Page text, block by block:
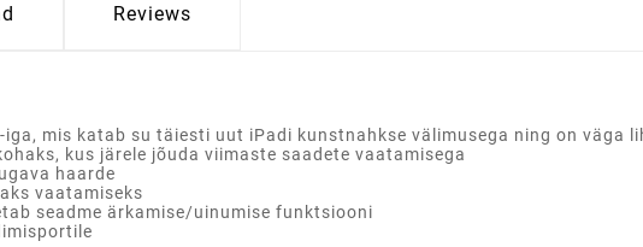
Reviews
mis katab su täiesti uut iPadi kunstnahkse välimusega ning on väga
kus järele jõuda viimaste saadete vaatamisega
haarde
vaatamiseks
seadme ärkamise/uinumise funktsiooni